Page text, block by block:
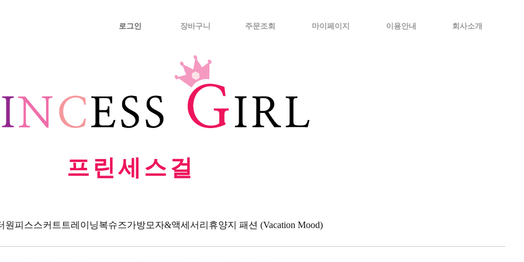
로그인 장바구니 주문조회 마이페이지 이용안내 회사소개
프린세스걸
원피스스커트 트레이닝복슈즈가방모자&액세서리 휴양지 패션 (Vacation Mood)